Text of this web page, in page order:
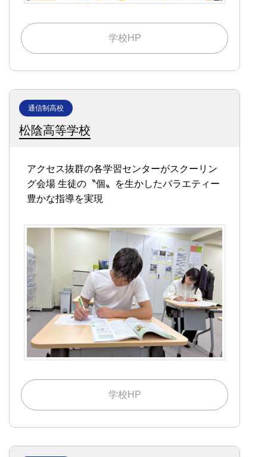
学校HP
通信制高校
松陰高等学校
アクセス抜群の各学習センターがスクーリン
グ会場 生徒の〝個〟を生かしたバラエティー
豊かな指導を実現
学校HP